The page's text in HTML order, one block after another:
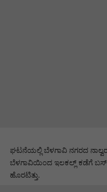
ಘಟನೆಯಲ್ಲಿ ಬೆಳಗಾವಿ ನಗರದ ನಾಲ್ವರು
ಬೆಳಗಾವಿಯಿಂದ ಇಲಕಲ್ಲ್ ಕಡೆಗೆ ಬಸ್
ಹೊರಟಿತ್ತು.